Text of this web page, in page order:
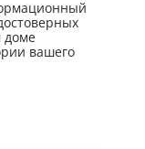
доме
вашего